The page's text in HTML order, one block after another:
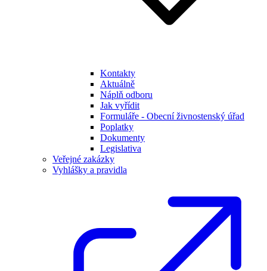
Kontakty
Aktuálně
Náplň odboru
Jak vyřídit
Formuláře - Obecní živnostenský úřad
Poplatky
Dokumenty
Legislativa
Veřejné zakázky
Vyhlášky a pravidla